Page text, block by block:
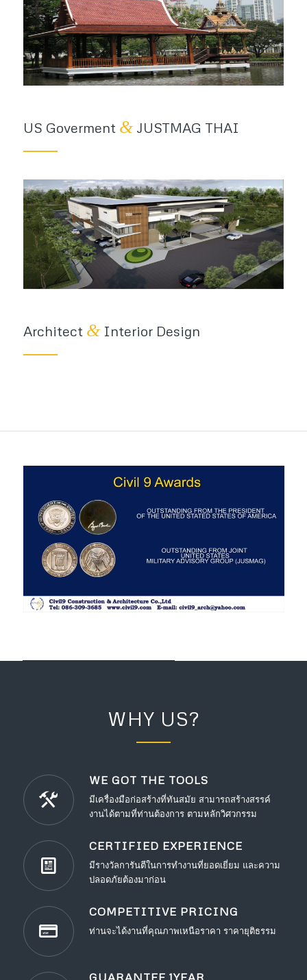
US Goverment &JUSTMAG THAI
Architect &Interior Design
WHY US?
WE GOT THE TOOLS
มีเครื่องมือก่อสร้างที่ทันสมัย สามารถสร้างสรรค์
งานได้ตามที่ท่านต้องการ ตามหลักวิศวกรรม
CERTIFIED EXPERIENCE
มีรางวัลการันตีในการทำงานที่ยอดเยี่ยม และความ
ปลอดภัยต้องมาก่อน
COMPETITIVE PRICING
ท่านจะได้งานที่คุณภาพเหนือราคา ราคายุติธรรม